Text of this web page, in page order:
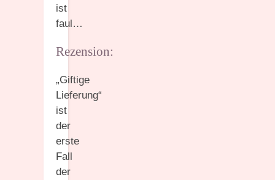
ist
faul…
Rezension:
„Giftige
Lieferung“
ist
der
erste
Fall
der